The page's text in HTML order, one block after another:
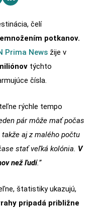
čelí
potkanov.
Prima Newsžije v
týchto
čísla.
rýchle tempo
pár môže mať počas
aj z malého počtu
stať veľká kolónia. V
než ľudí.”
štatistiky ukazujú,
pripadá približne